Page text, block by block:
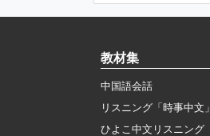
教材集
中国語会話
リスニング「時事中文」
ひよこ中文リスニング